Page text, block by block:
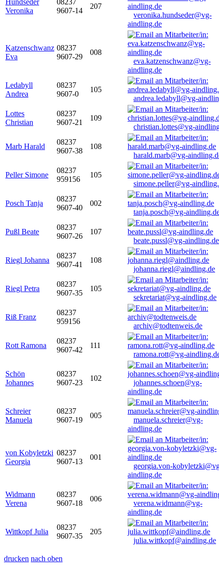
Hundseder
Veronika
08237
9607-14
207
veronika.hundseder@vg-
aindling.de
Katzenschwanz
Eva
08237
9607-29
008
eva.katzenschwanz@vg-
aindling.de
Ledabyll
Andrea
08237
9607-0
105
andrea.ledabyll@vg-
Lottes
Christian
08237
9607-21
109
christian.lottes@vg-
Marb Harald
08237
9607-38
108
harald.marb@vg-
Peller Simone
08237
959156
105
simone.peller@vg-
Posch Tanja
08237
9607-40
002
tanja.posch@vg-
Pußl Beate
08237
9607-26
107
beate.pussl@vg-aindling.de
Riegl Johanna
08237
9607-41
108
johanna.riegl@aindling.de
Riegl Petra
08237
9607-35
105
sekretariat@vg-aindling.de
Riß Franz
08237
959156
archiv@todtenweis.de
Rott Ramona
08237
9607-42
111
ramona.rott@vg-
Schön
Johannes
08237
9607-23
102
johannes.schoen@vg-
aindling.de
Schreier
Manuela
08237
9607-19
005
manuela.schreier@vg-
aindling.de
von Kobyletzki
Georgia
08237
9607-13
001
georgia.von-
aindling.de
Widmann
Verena
08237
9607-18
006
verena.widmann@vg-
aindling.de
Wittkopf Julia
08237
9607-35
205
julia.wittkopf@aindling.de
drucken nach oben